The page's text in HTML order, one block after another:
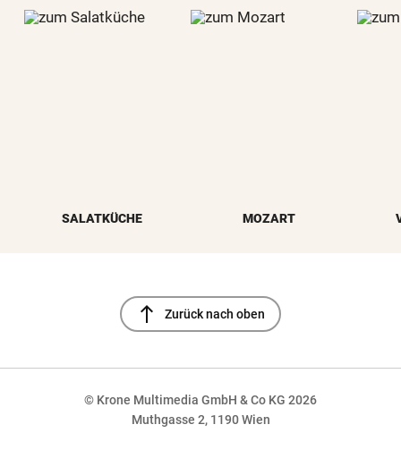
SALATKÜCHE MOZART
north Zurück nach oben
© Krone Multimedia GmbH & Co KG 2026
Muthgasse 2, 1190 Wien